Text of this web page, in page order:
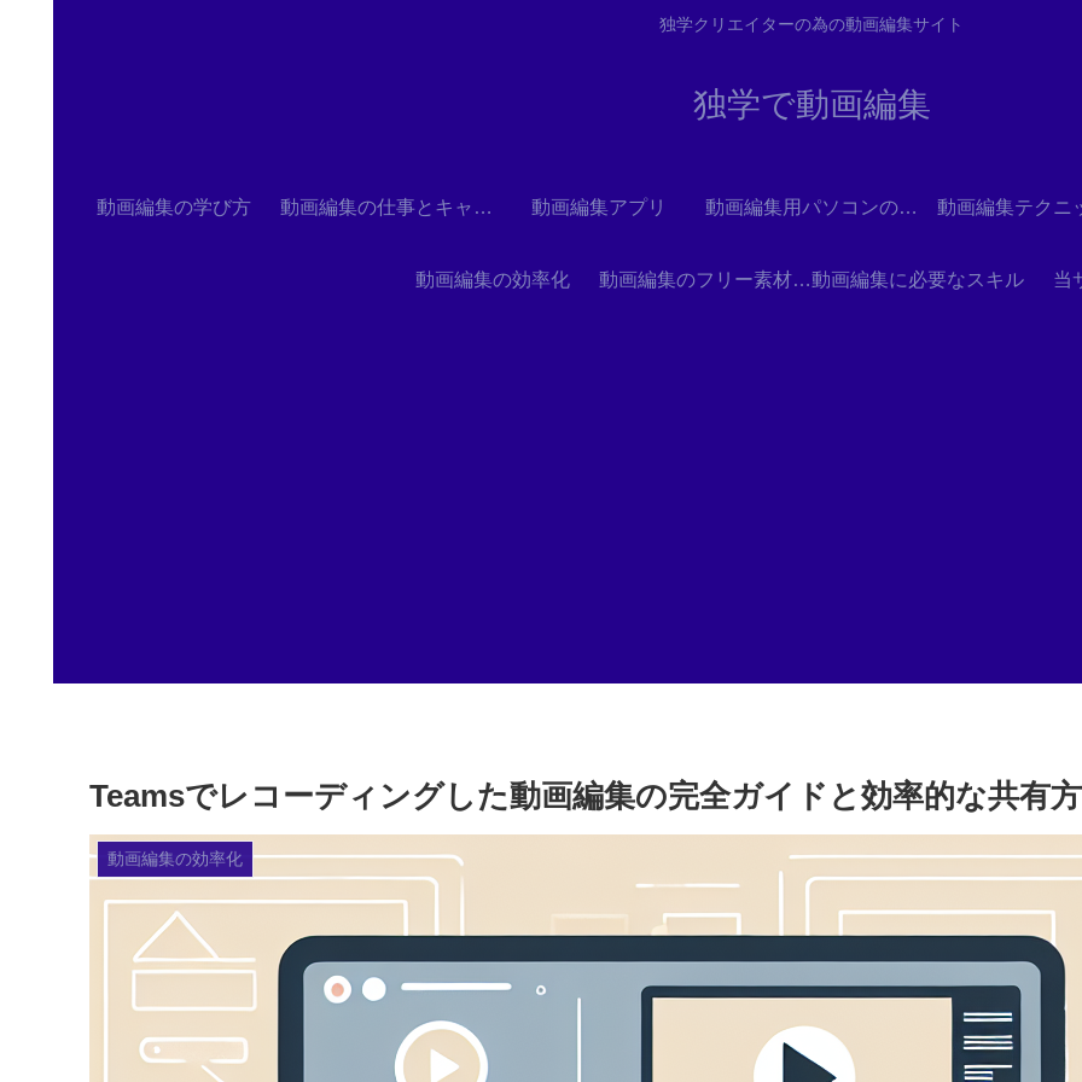
独学クリエイターの為の動画編集サイト
独学で動画編集
動画編集の学び方 動画編集の仕事とキャリア 動画編集アプリ 動画編集用パソコンの選び方 動画編集テクニ
動画編集の効率化 動画編集のフリー素材とテンプレート動画編集に必要なスキル 当
Teamsでレコーディングした動画編集の完全ガイドと効率的な共有
動画編集の効率化